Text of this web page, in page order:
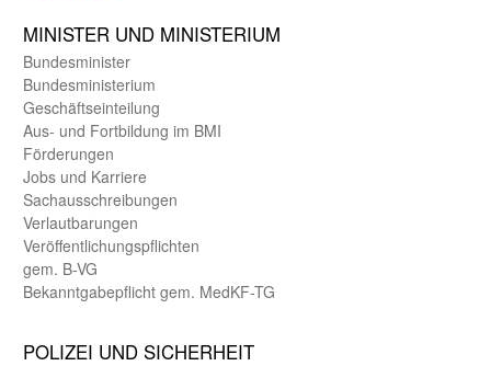
MINISTER UND MINIST­ERIUM
Bundes­minister
Bundes­ministerium
Geschäfts­einteilung
Aus- und Fortbildung im BMI
Förderungen
Jobs und Karriere
Sachaus­schreibungen
Verlautbarungen
Veröffentlichungspflichten
gem. B-VG
Bekanntgabepflicht gem. MedKF-TG
POLIZEI UND SICHER­HEIT